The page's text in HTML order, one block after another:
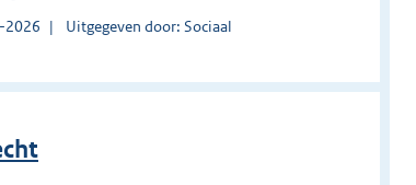
2026 Uitgegeven door: Sociaal